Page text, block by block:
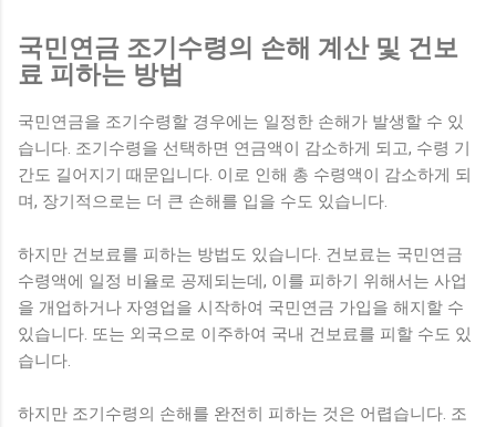
국민연금 조기수령의 손해 계산 및 건보
료 피하는 방법
국민연금을 조기수령할 경우에는 일정한 손해가 발생할 수 있
습니다. 조기수령을 선택하면 연금액이 감소하게 되고, 수령 기
간도 길어지기 때문입니다. 이로 인해 총 수령액이 감소하게 되
며, 장기적으로는 더 큰 손해를 입을 수도 있습니다.
하지만 건보료를 피하는 방법도 있습니다. 건보료는 국민연금
수령액에 일정 비율로 공제되는데, 이를 피하기 위해서는 사업
을 개업하거나 자영업을 시작하여 국민연금 가입을 해지할 수
있습니다. 또는 외국으로 이주하여 국내 건보료를 피할 수도 있
습니다.
하지만 조기수령의 손해를 완전히 피하는 것은 어렵습니다. 조